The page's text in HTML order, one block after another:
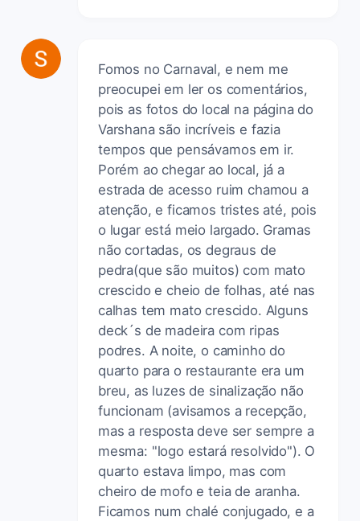
Fomos no Carnaval, e nem me
preocupei em ler os comentários,
pois as fotos do local na página do
Varshana são incríveis e fazia
tempos que pensávamos em ir.
Porém ao chegar ao local, já a
estrada de acesso ruim chamou a
atenção, e ficamos tristes até, pois
o lugar está meio largado. Gramas
não cortadas, os degraus de
pedra(que são muitos) com mato
crescido e cheio de folhas, até nas
calhas tem mato crescido. Alguns
deck´s de madeira com ripas
podres. A noite, o caminho do
quarto para o restaurante era um
breu, as luzes de sinalização não
funcionam (avisamos a recepção,
mas a resposta deve ser sempre a
mesma: "logo estará resolvido"). O
quarto estava limpo, mas com
cheiro de mofo e teia de aranha.
Ficamos num chalé conjugado, e a